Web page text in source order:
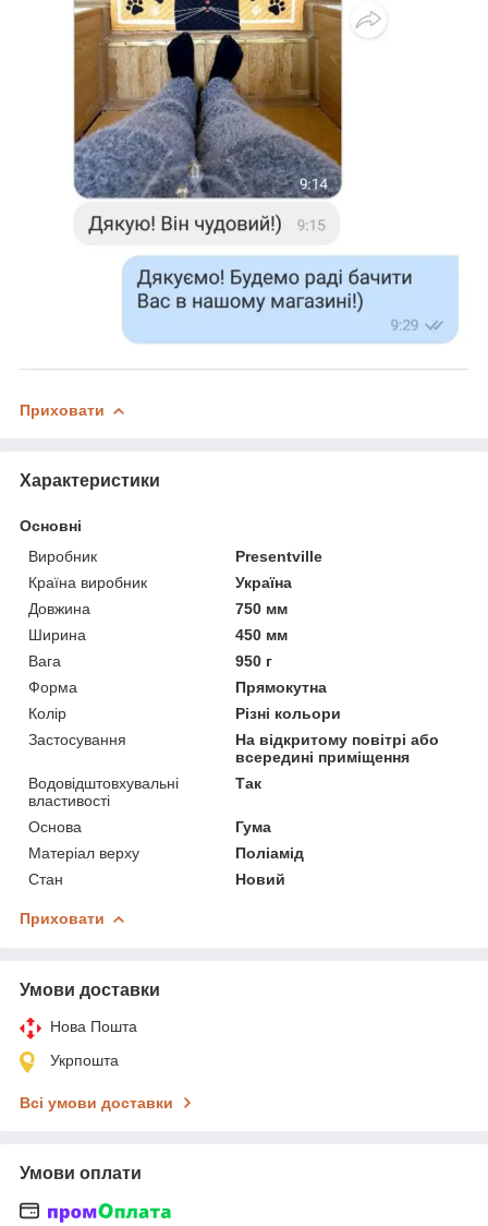
Приховати
Характеристики
Основні
Виробник
Presentville
Країна виробник
Україна
Довжина
750 мм
Ширина
450 мм
Вага
950 г
Форма
Прямокутна
Колір
Різні кольори
Застосування
На відкритому повітрі або
всередині приміщення
Водовідштовхувальні
властивості
Так
Основа
Гума
Матеріал верху
Поліамід
Стан
Новий
Приховати
Умови доставки
Нова Пошта
Укрпошта
Всі умови доставки
Умови оплати